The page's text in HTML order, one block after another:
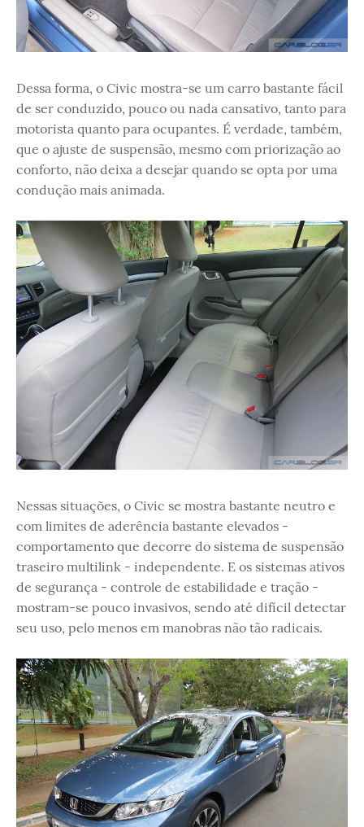
Dessa forma, o Civic mostra-se um carro bastante fácil
de ser conduzido, pouco ou nada cansativo, tanto para
motorista quanto para ocupantes. É verdade, também,
que o ajuste de suspensão, mesmo com priorização ao
conforto, não deixa a desejar quando se opta por uma
condução mais animada.
Nessas situações, o Civic se mostra bastante neutro e
com limites de aderência bastante elevados -
comportamento que decorre do sistema de suspensão
traseiro multilink - independente. E os sistemas ativos
de segurança - controle de estabilidade e tração -
mostram-se pouco invasivos, sendo até difícil detectar
seu uso, pelo menos em manobras não tão radicais.